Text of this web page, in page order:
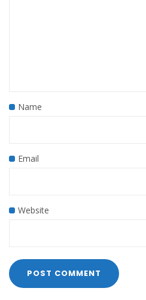
Name
Email
Website